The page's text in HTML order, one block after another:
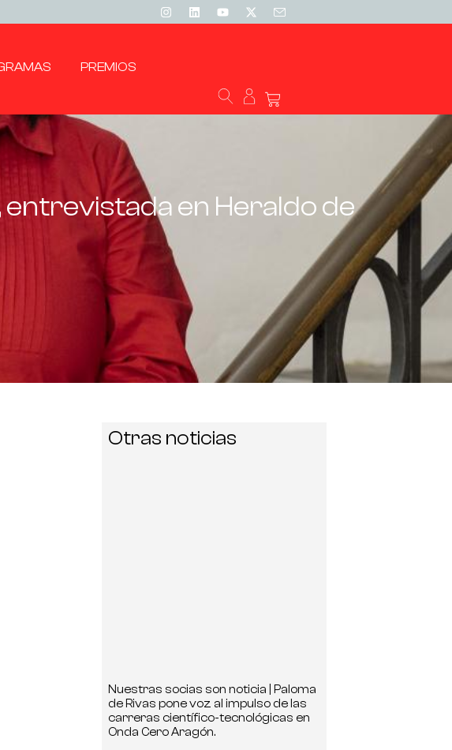
PREMIOS
entrevistada en Heraldo de
Otras noticias
Nuestras socias son noticia | Paloma
de Rivas pone voz al impulso de las
carreras científico-tecnológicas en
Onda Cero Aragón.